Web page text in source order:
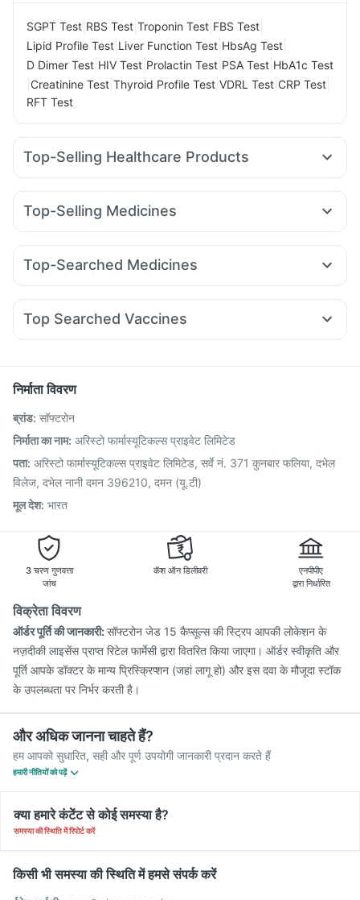
SGPT Test RBS Test Troponin Test FBS Test
Lipid Profile Test Liver Function Test HbsAg Test
D Dimer Test HIV Test Prolactin Test PSA Test HbA1c Test
Creatinine Test Thyroid Profile Test VDRL Test CRP Test
RFT Test
Top-Selling Healthcare Products
I Pill Contraceptive Pill Dulcoflex 5mg
Bold Care Extend Delay Spray
Buscogast 10mg
Digene Acidity & Gas Relief Tablets
Cystone Tablet
Zincovit Evion 400 mg Gaviscon Liquid Instant Relief
Top-Selling Medicines
Levipil 500 Orofer XT Amoxyclav 625 Nurokind LC
Lirafit 6mg Yurpeak 10mg Montek LC
Top-Searched Medicines
Becosules Primolut N Pan 40mg Meftal Spas Dolo 650
Karvol Plus Pan D Omee 20mg
Top Searched Vaccines
Gardasil Injection Biovac A Vaccine Fluarix Tetra Vaccine
Vaxigrip NH 2025/2026 Vaccine
Vaxiflu 2025-2026 Vaccine
Boostrix Vaccine Hexaxim Injection Nukovax 13 Vaccine
Jeev 3mcg Vaccine Influvac Tetra Vaccine
Menactra Injection
निर्माता विवरण
ब्रांड: सॉफ्टरोन
निर्माता का नाम: अरिस्टो फार्मास्यूटिकल्स प्राइवेट लिमिटेड
पता: अरिस्टो फार्मास्यूटिकल्स प्राइवेट लिमिटेड, सर्वे नं. 371 कुनबार फलिया, दभेल
विलेज, दभेल नानी दमन 396210, दमन (यू.टी)
मूल देश: भारत
3 चरण गुणवत्ता
जांच
कॅश ऑन डिलीवरी
एनपीपीए
द्वारा निर्धारित
विक्रेता विवरण
ऑर्डर पूर्ति की जानकारी:सॉफ्टरोन जेड 15 कैप्सूल्स की स्ट्रिप आपकी लोकेशन के
नज़दीकी लाइसेंस प्राप्त रिटेल फार्मेसी द्वारा वितरित किया जाएगा। ऑर्डर स्वीकृति और
पूर्ति आपके डॉक्टर के मान्य प्रिस्क्रिप्शन (जहां लागू हो) और इस दवा के मौजूदा स्टॉक
के उपलब्धता पर निर्भर करती है।
और अधिक जानना चाहते हैं?
हम आपको सुधारित, सही और पूर्ण उपयोगी जानकारी प्रदान करते हैं
हमारी नीतियों को पढ़ें
क्या हमारे कंटेंट से कोई समस्या है?
समस्या की स्थिति में रिपोर्ट करें
किसी भी समस्या की स्थिति में हमसे संपर्क करें